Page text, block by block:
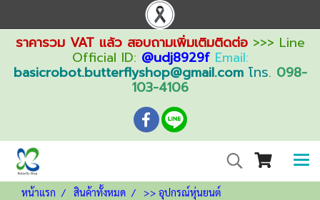
ราคารวม VAT แล้ว สอบถามเพิ่มเติมติดต่อ>>> Line
Official ID: @udj8929f Email:
basicrobot.butterflyshop@gmail.comโทร. 098-
103-4106
หน้าแรก สินค้าทั้งหมด
>> อุปกรณ์หุ่นยนต์